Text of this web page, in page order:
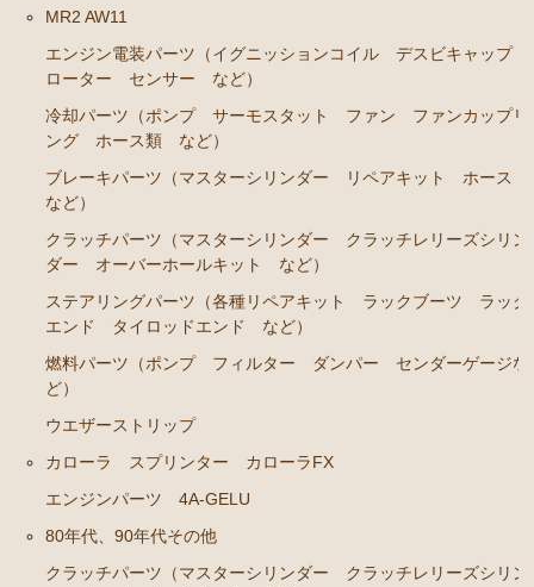
ウエザーストリップ ワイヤー類
ラベル
エアコン ヒーター関係
カローラレビン スプリンタートレノ AE86
エンジンパーツ 4A-GEU
ブレーキパーツ（マスターシリンダー リペアキッ
ト ホース など）
クラッチパーツ（マスターシリンダー クラッチレリ
ーズシリンダー オーバーホールキット など）
足廻りパーツ（アッパーマウント ベアリング ボー
ルジョイント など）
シャフトブーツ など）
MR2 AW11
エンジン電装パーツ（イグニッションコイル デスビキャップ
ローター センサー など）
冷却パーツ（ポンプ サーモスタット ファン ファンカップリ
ング ホース類 など）
ブレーキパーツ（マスターシリンダー リペアキット ホース
など）
クラッチパーツ（マスターシリンダー クラッチレリーズシリン
ダー オーバーホールキット など）
ステアリングパーツ（各種リペアキット ラックブーツ ラック
エンド タイロッドエンド など）
燃料パーツ（ポンプ フィルター ダンパー センダーゲージな
ど）
ウエザーストリップ
カローラ スプリンター カローラFX
エンジンパーツ 4A-GELU
80年代、90年代その他
クラッチパーツ（マスターシリンダー クラッチレリーズシリン